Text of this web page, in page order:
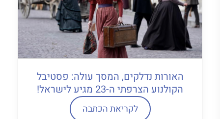
האורות נדלקים, המסך עולה: פסטיבל
הקולנוע הצרפתי ה-23 מגיע לישראל!
לקריאת הכתבה